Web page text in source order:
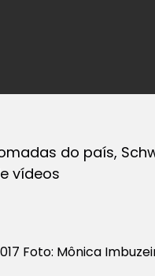
do país,
vídeos
Foto: Mônica